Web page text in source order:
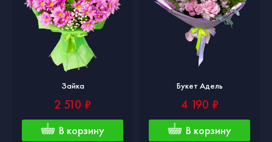
Зайка
2 510 ₽
В корзину
Букет Адель
4 190 ₽
В корзину